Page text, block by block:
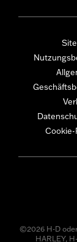
Cookie-
©2026 H-D
HARLEY,